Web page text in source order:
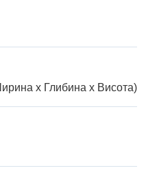
x Глибина x Висота)